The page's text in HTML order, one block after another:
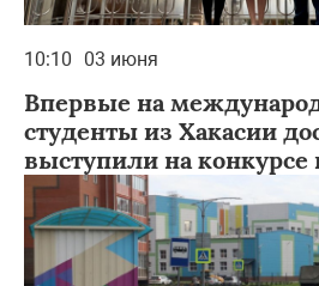
10:10 03 июня
Впервые на
студенты из Хакасии
выступили на конкурсе